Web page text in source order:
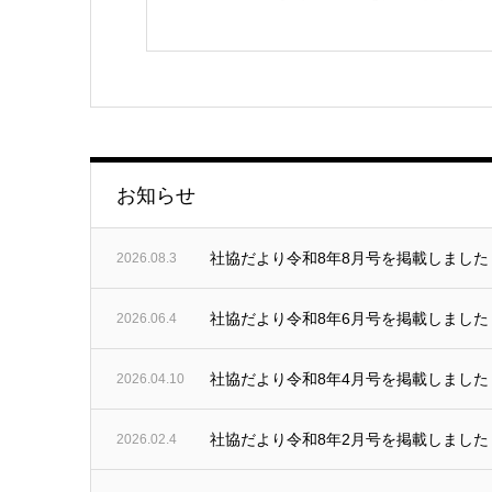
お知らせ
2026.08.3 社協だより令和8年8月号を掲載しました
2026.06.4 社協だより令和8年6月号を掲載しました
2026.04.10 社協だより令和8年4月号を掲載しました
2026.02.4 社協だより令和8年2月号を掲載しました